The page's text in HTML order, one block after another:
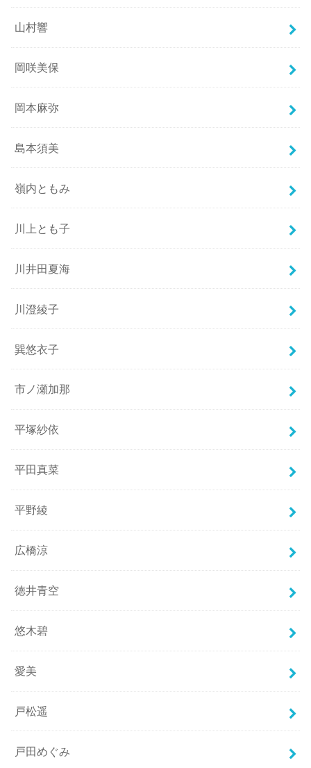
山村響
岡咲美保
岡本麻弥
島本須美
嶺内ともみ
川上とも子
川井田夏海
川澄綾子
巽悠衣子
市ノ瀬加那
平塚紗依
平田真菜
平野綾
広橋涼
徳井青空
悠木碧
愛美
戸松遥
戸田めぐみ